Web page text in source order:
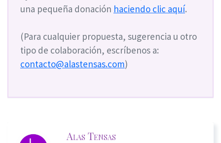
una pequeña donación haciendo clic aquí.
(Para cualquier propuesta, sugerencia u otro
tipo de colaboración, escríbenos a:
contacto@alastensas.com)
Alas Tensas